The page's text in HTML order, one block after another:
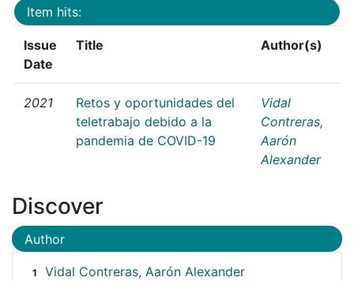
Item hits:
Issue
Date
Title Author(s)
2021
Retos y oportunidades del
teletrabajo debido a la
pandemia de COVID-19
Vidal
Contreras,
Aarón
Alexander
Discover
Author
1 Vidal Contreras, Aarón Alexander